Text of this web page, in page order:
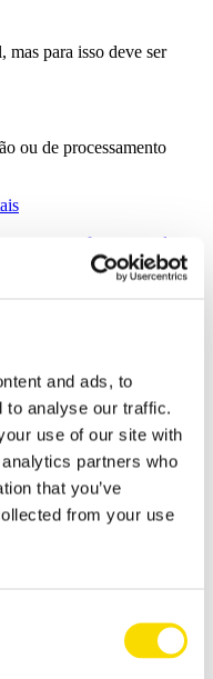
and ads, to
to analyse our traffic.
use of our site with
partners who
that you’ve
from your use
para isso deve ser
ou de processamento
sensores fornecem alta
uma reciclagem de
aço, com limpeza
e eficiência
de shredder